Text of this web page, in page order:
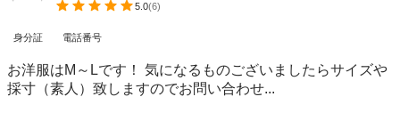
5.0(6)
身分証 電話番号
お洋服はM～Lです！ 気になるものございましたらサイズや
採寸（素人）致しますのでお問い合わせ...